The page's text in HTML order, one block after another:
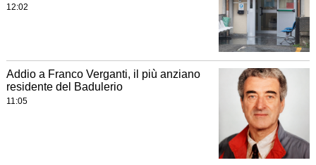
12:02
Addio a Franco Verganti, il più anziano
residente del Badulerio
11:05